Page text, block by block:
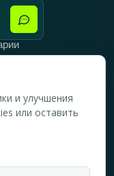
и улучшения
или оставить